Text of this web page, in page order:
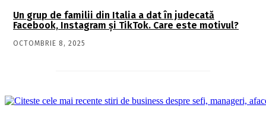
Un grup de familii din Italia a dat în judecată
Facebook, Instagram și TikTok. Care este motivul?
OCTOMBRIE 8, 2025